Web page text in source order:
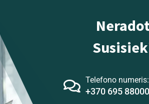
Telefono numeris:
+370 695 88000